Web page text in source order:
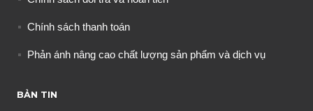
Chính sách thanh toán
Phản ánh nâng cao chất lượng sản phẩm và dịch vụ
BẢN TIN